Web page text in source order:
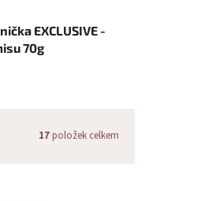
EXCLUSIVE -
70g
17 položek celkem